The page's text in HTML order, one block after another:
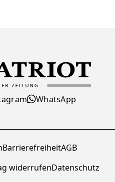
WhatsApp
BarrierefreiheitAGB
widerrufenDatenschutz